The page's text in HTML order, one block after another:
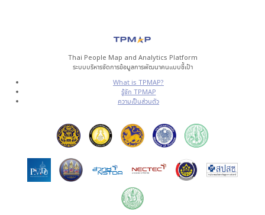
Thai People Map and Analytics Platform
ระบบบริหารจัดการข้อมูลการพัฒนาคนแบบชี้เป้า
What is TPMAP?
รู้จัก TPMAP
ความเป็นส่วนตัว